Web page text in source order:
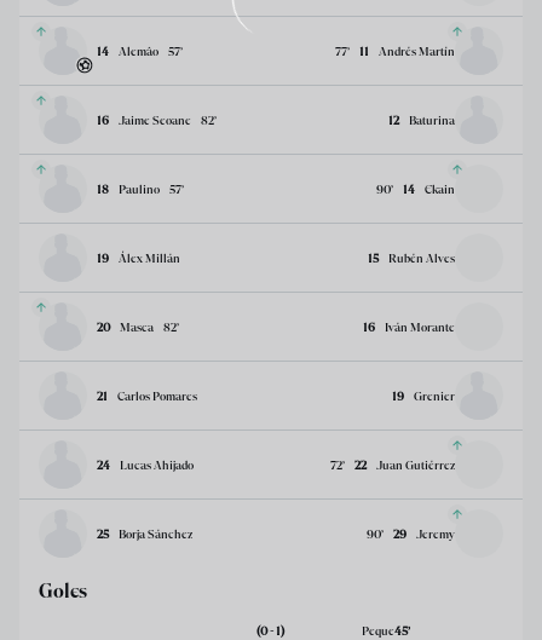
14 Alemâo 57’ 11 Andrés Martín
77’
16 Jaime Seoane 82’ 12 Baturina
18 Paulino 57’ 14 Ekain
90’
19 Álex Millán 15 Rubén Alves
20 Masca 82’ 16 Iván Morante
21 Carlos Pomares 19 Grenier
24 Lucas Ahijado 22 Juan Gutiérrez
72’
25 Borja Sánchez 29 Jeremy
90’
Goles
(0 - 1) Peque45’